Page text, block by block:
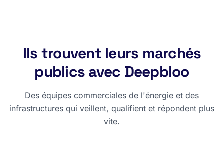
Ils trouvent leurs marchés
publics avec Deepbloo
Des équipes commerciales de l'énergie et des
infrastructures qui veillent, qualifient et répondent plus
vite.